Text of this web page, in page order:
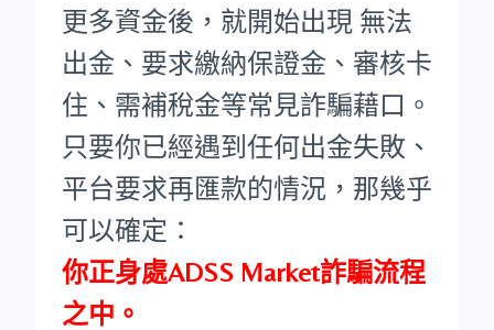
更多資金後，就開始出現 無法
出金、要求繳納保證金、審核卡
住、需補稅金等常見詐騙藉口。
只要你已經遇到任何出金失敗、
平台要求再匯款的情況，那幾乎
可以確定：
你正身處ADSS Market詐騙流程
之中。